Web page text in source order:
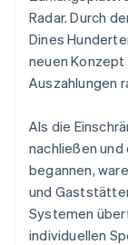
Radar. Durch
Dines
neuen
Auszahlungen
Als die
nachließen
begannen,
und
Systemen
individuellen